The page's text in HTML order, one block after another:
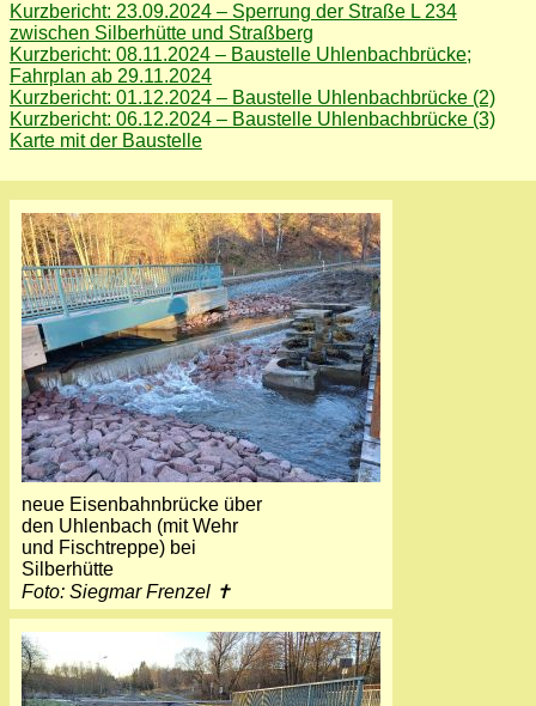
Kurzbericht: 23.09.2024 – Sperrung der Straße L 234
zwischen Silberhütte und Straßberg
Kurzbericht: 08.11.2024 – Baustelle Uhlenbachbrücke;
Fahrplan ab 29.11.2024
Kurzbericht: 01.12.2024 – Baustelle Uhlenbachbrücke (2)
Kurzbericht: 06.12.2024 – Baustelle Uhlenbachbrücke (3)
Karte mit der Baustelle
neue Eisenbahnbrücke über
den Uhlenbach (mit Wehr
und Fischtreppe) bei
Silberhütte
Foto: Siegmar Frenzel ✝